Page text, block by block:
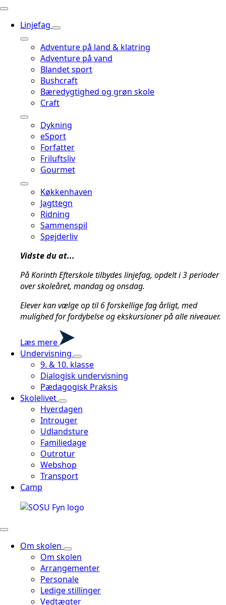
Linjefag
Adventure på land & klatring
Adventure på vand
Blandet sport
Bushcraft
Bæredygtighed og grøn skole
Craft
Dykning
eSport
Forfatter
Friluftsliv
Gourmet
Køkkenhaven
Jagttegn
Ridning
Sammenspil
Spejderliv
Vidste du at...
På Korinth Efterskole tilbydes linjefag, opdelt i 3 perioder
over skoleåret, mandag og onsdag.
Elever kan vælge op til 6 forskellige fag årligt, med
mulighed for fordybelse og ekskursioner på alle niveauer.
Læs mere
Undervisning
9. & 10. klasse
Dialogisk undervisning
Pædagogisk Praksis
Skolelivet
Hverdagen
Introuger
Udlandsture
Familiedage
Outrotur
Webshop
Transport
Camp
Om skolen
Om skolen
Arrangementer
Personale
Ledige stillinger
Vedtægter